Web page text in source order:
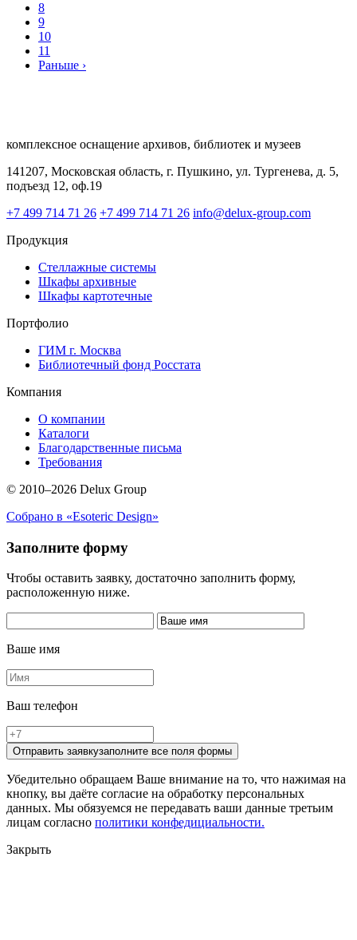
8
9
10
11
Раньше ›
комплексное оснащение архивов, библиотек и музеев
141207, Московская область, г. Пушкино, ул. Тургенева, д. 5,
подъезд 12, оф.19
+7 499 714 71 26 +7 499 714 71 26 info@delux-group.com
Продукция
Стеллажные системы
Шкафы архивные
Шкафы картотечные
Портфолио
ГИМ г. Москва
Библиотечный фонд Росстата
Компания
О компании
Каталоги
Благодарственные письма
Требования
© 2010–2026 Delux Group
Собрано в «Esoteric Design»
Заполните форму
Чтобы оставить заявку, достаточно заполнить форму,
расположенную ниже.
Ваше имя
Ваш телефон
Отправить заявкузаполните все поля формы
Убедительно обращаем Ваше внимание на то, что нажимая на
кнопку, вы даёте согласие на обработку персональных
данных. Мы обязуемся не передавать ваши данные третьим
лицам согласно политики конфедициальности.
Закрыть